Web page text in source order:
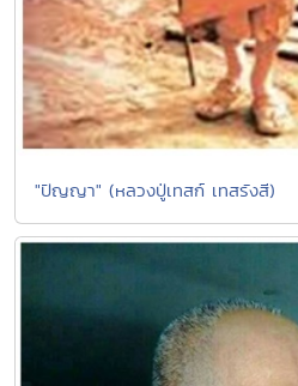
"ปัญญา" (หลวงปู่เทสก์ เทสรังสี)